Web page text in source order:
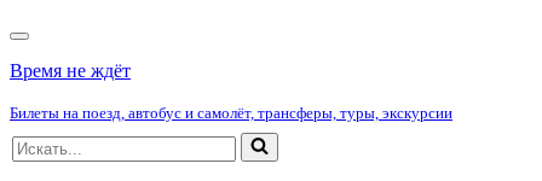
Меню
навигации
Время не ждёт
Билеты на поезд, автобус и самолёт, трансферы, туры, экскурсии
Искать...